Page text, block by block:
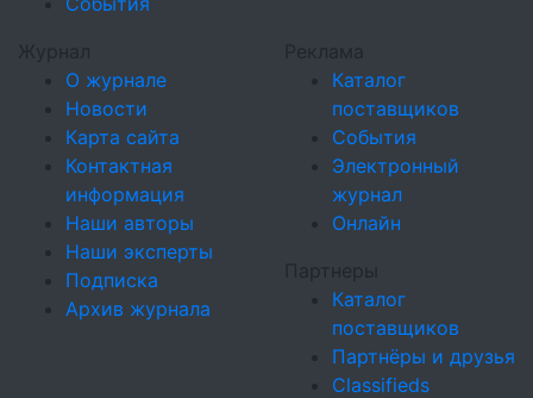
Журнал
О журнале
Новости
Карта сайта
Контактная
информация
Наши авторы
Наши эксперты
Подписка
Архив журнала
Реклама
Каталог
поставщиков
События
Электронный
журнал
Онлайн
Партнеры
Каталог
поставщиков
Партнёры и друзья
Classifieds